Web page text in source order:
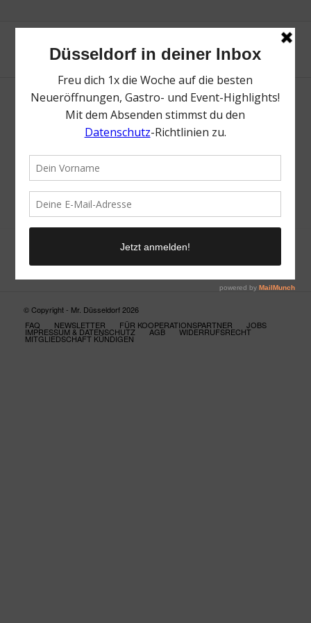
Neue Suche
Suchergebnis nicht zufriedenstellend? Versuche es mal mit
einem Wortteil oder einer anderen Schreibweise.
© Copyright - Mr. Düsseldorf 2026
FAQ
NEWSLETTER FÜR KOOPERATIONSPARTNER JOBS
IMPRESSUM & DATENSCHUTZ AGB WIDERRUFSRECHT
MITGLIEDSCHAFT KÜNDIGEN